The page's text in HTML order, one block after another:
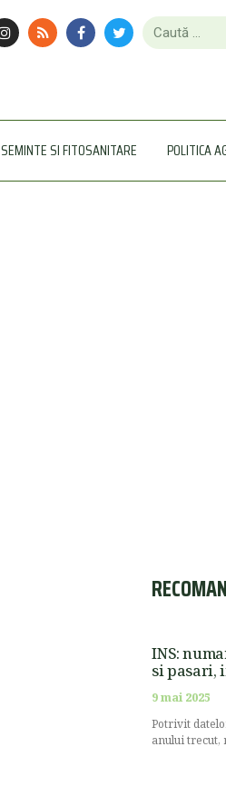
SEMINTE SI FITOSANITARE POLITICA
INS:
si pasari,
9 mai 2025
Potrivit
anului